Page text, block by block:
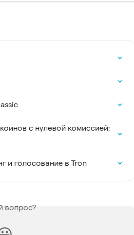
с нулевой комиссией:
и голосование в Tron
вопрос?